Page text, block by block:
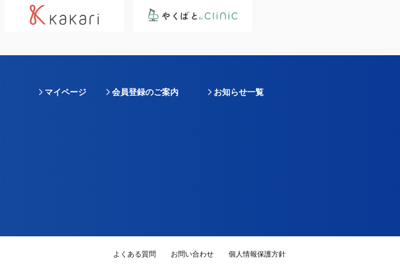
マイページ 会員登録のご案内 お知らせ一覧
よくある質問 お問い合わせ 個人情報保護方針